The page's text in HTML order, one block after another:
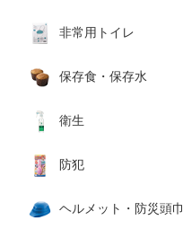
非常用トイレ
保存食・保存水
衛生
防犯
ヘルメット・防災頭巾